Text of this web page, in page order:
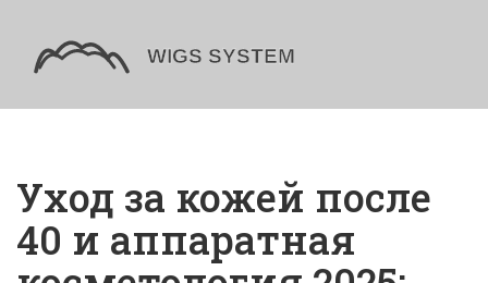
Уход за кожей после
40 и аппаратная